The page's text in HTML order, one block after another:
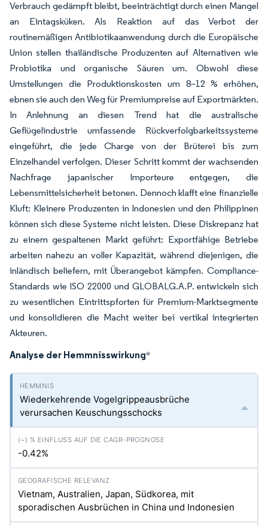
Verbrauch gedämpft bleibt, beeinträchtigt durch einen Mangel
an Eintagsküken. Als Reaktion auf das Verbot der
routinemäßigen Antibiotikaanwendung durch die Europäische
Union stellen thailändische Produzenten auf Alternativen wie
Probiotika und organische Säuren um. Obwohl diese
Umstellungen die Produktionskosten um 8–12 % erhöhen,
ebnen sie auch den Weg für Premiumpreise auf Exportmärkten.
In Anlehnung an diesen Trend hat die australische
Geflügelindustrie umfassende Rückverfolgbarkeitssysteme
eingeführt, die jede Charge von der Brüterei bis zum
Einzelhandel verfolgen. Dieser Schritt kommt der wachsenden
Nachfrage japanischer Importeure entgegen, die
Lebensmittelsicherheit betonen. Dennoch klafft eine finanzielle
Kluft: Kleinere Produzenten in Indonesien und den Philippinen
können sich diese Systeme nicht leisten. Diese Diskrepanz hat
zu einem gespaltenen Markt geführt: Exportfähige Betriebe
arbeiten nahezu an voller Kapazität, während diejenigen, die
inländisch beliefern, mit Überangebot kämpfen. Compliance-
Standards wie ISO 22000 und GLOBALG.A.P. entwickeln sich
zu wesentlichen Eintrittspforten für Premium-Marktsegmente
und konsolidieren die Macht weiter bei vertikal integrierten
Akteuren.
Analyse der Hemmnisswirkung*
Wiederkehrende Vogelgrippeausbrüche
verursachen Keuschungsschocks
-0.42%
Vietnam, Australien, Japan, Südkorea, mit
sporadischen Ausbrüchen in China und Indonesien